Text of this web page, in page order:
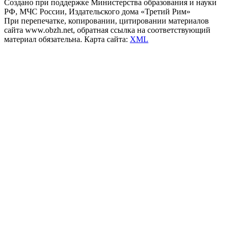
Создано при поддержке Министерства образования и науки
РФ, МЧС России, Издательского дома «Третий Рим»
При перепечатке, копировании, цитировании материалов
сайта www.obzh.net, обратная ссылка на соответствующий
материал обязательна. Карта сайта: XML